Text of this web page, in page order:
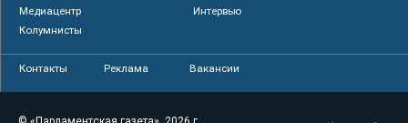
Медиацентр
Интервью
Колумнисты
Контакты Реклама Вакансии